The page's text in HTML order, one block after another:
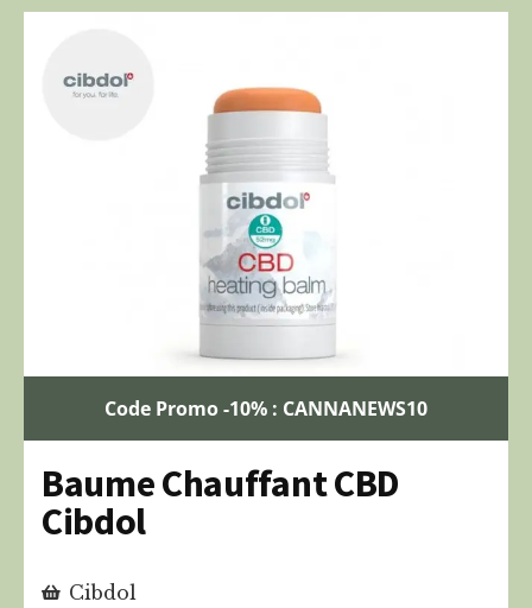
Code Promo -10% : CANNANEWS10
Baume Chauffant CBD
Cibdol
Cibdol